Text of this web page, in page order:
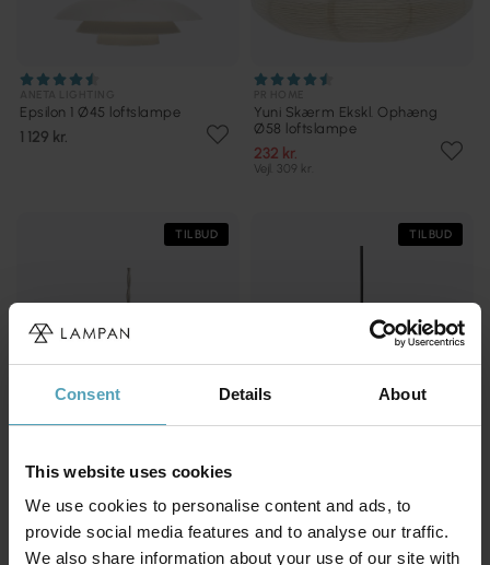
Consent Details About
This website uses cookies
We use cookies to personalise content and ads, to
provide social media features and to analyse our traffic.
We also share information about your use of our site with
Epsilon 1 Ø45 loftslampe
1 129 kr.
Yuni Skærm Ekskl. Ophæng
Ø58 loftslampe
232 kr.
Vejl. 309 kr.
TILBUD
STRÖMSHAGA
Sofia Ø25 loftslampe
TILBUD
PR HOME
Wells Ø45 loftslampe